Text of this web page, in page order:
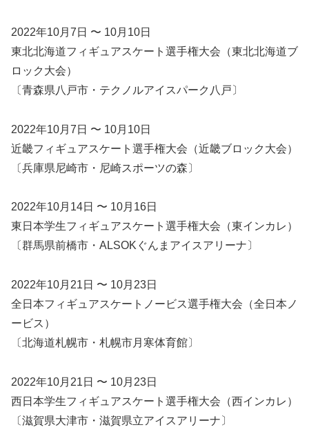
2022年10月7日 〜 10月10日
東北北海道フィギュアスケート選手権大会（東北北海道ブ
ロック大会）
〔青森県八戸市・テクノルアイスパーク八戸〕
2022年10月7日 〜 10月10日
近畿フィギュアスケート選手権大会（近畿ブロック大会）
〔兵庫県尼崎市・尼崎スポーツの森〕
2022年10月14日 〜 10月16日
東日本学生フィギュアスケート選手権大会（東インカレ）
〔群馬県前橋市・ALSOKぐんまアイスアリーナ〕
2022年10月21日 〜 10月23日
全日本フィギュアスケートノービス選手権大会（全日本ノ
ービス）
〔北海道札幌市・札幌市月寒体育館〕
2022年10月21日 〜 10月23日
西日本学生フィギュアスケート選手権大会（西インカレ）
〔滋賀県大津市・滋賀県立アイスアリーナ〕